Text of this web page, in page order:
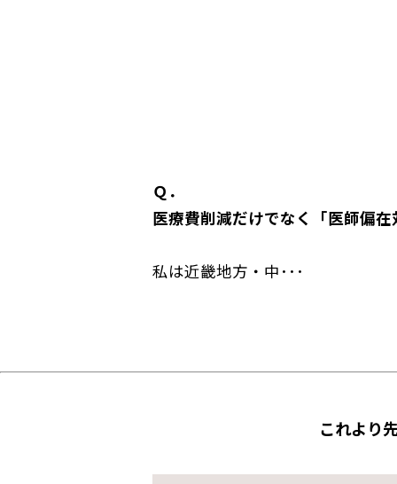
Ｑ．
医療費削減だけでなく「医師偏
私は近畿地方・中･･･
これより